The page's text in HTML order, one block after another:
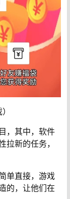
，其中，软件
拉新的任务，
单直接，游戏
的，让他们在